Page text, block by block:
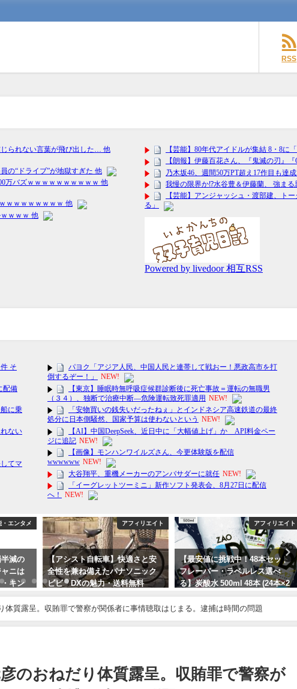
RSS
・エンタメ
半減の
ニは
・キン
情
アフィリエイト
【アシスト自転車】快適さと安
全性を兼ね備えたパナソニック
ビビ・DXの魅力・送料無料
アフィリエイト
【最安値に挑戦中！48本セット
フレーバー・ラベルレス選べ
る】炭酸水 500ml 48本 (24本×2
ケース)送料無料！
2024年6月15日
体質露呈。収賄罪で警察が関係者に事情聴取はじまる。逮捕は時間の問題
彦のおねだり体質露呈。収賄罪で警察が